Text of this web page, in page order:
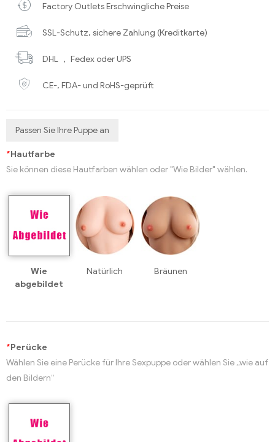
Factory Outlets Erschwingliche Preise
SSL-Schutz, sichere Zahlung (Kreditkarte)
DHL ， Fedex oder UPS
CE-, FDA- und RoHS-geprüft
Passen Sie Ihre Puppe an
*Hautfarbe
Sie können diese Hautfarben wählen oder "Wie Bilder" wählen.
Wie
abgebildet
Natürlich Bräunen
*Perücke
Wählen Sie eine Perücke für Ihre Sexpuppe oder wählen Sie „wie auf
den Bildern“